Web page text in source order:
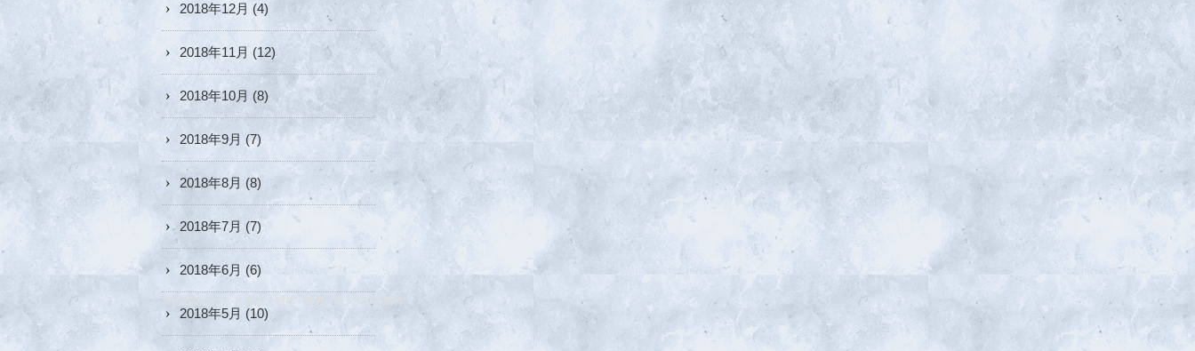
2018年12月 (4)
2018年11月 (12)
2018年10月 (8)
2018年9月 (7)
2018年8月 (8)
2018年7月 (7)
2018年6月 (6)
2018年5月 (10)